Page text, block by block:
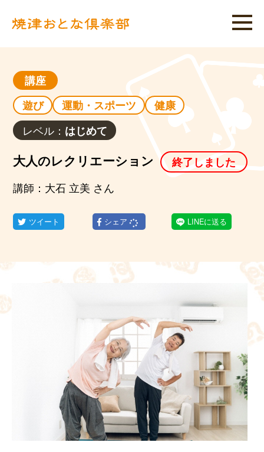
講座
遊び
運動・スポーツ
健康
レベル： はじめて
大人のレクリエーション 終了しました
講師：大石 立美 さん
ツイート シェア LINEに送る